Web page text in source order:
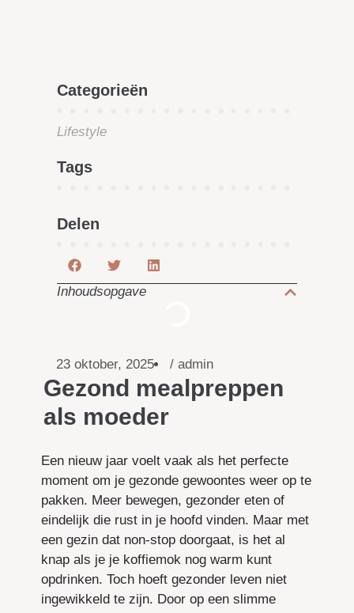
Categorieën
Lifestyle
Tags
Delen
Inhoudsopgave
23 oktober, 2025 / admin
Gezond mealpreppen
als moeder
Een nieuw jaar voelt vaak als het perfecte
moment om je gezonde gewoontes weer op te
pakken. Meer bewegen, gezonder eten of
eindelijk die rust in je hoofd vinden. Maar met
een gezin dat non-stop doorgaat, is het al
knap als je je koffiemok nog warm kunt
opdrinken. Toch hoeft gezonder leven niet
ingewikkeld te zijn. Door op een slimme